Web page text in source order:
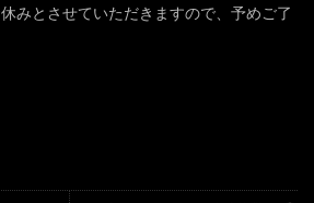
みとさせていただきますので、予めご了